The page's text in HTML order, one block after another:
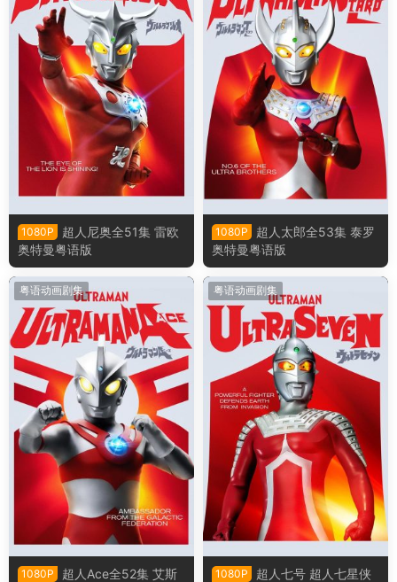
1080P
超人尼奥全51集 雷欧
奥特曼粤语版
1080P
超人太郎全53集 泰罗
奥特曼粤语版
粤语动画剧集
1080P
超人Ace全52集 艾斯
粤语动画剧集
1080P
超人七号 超人七星侠